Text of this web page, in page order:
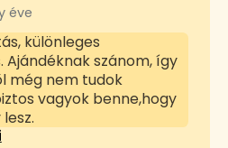
éve
különleges
Ajándéknak szánom, így
még nem tudok
vagyok benne,hogy